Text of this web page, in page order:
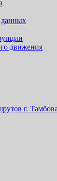
данных
движения
г. Тамбова